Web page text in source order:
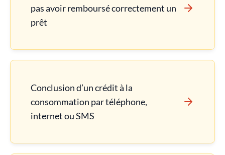
pas avoir remboursé correctement un
prêt
Conclusion d’un crédit à la
consommation par téléphone,
internet ou SMS